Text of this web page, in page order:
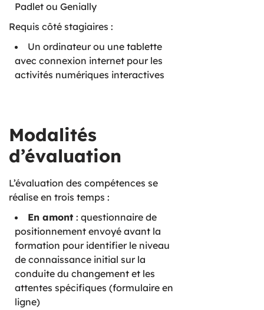
Padlet ou Genially
Requis côté stagiaires :
Un ordinateur ou une tablette
avec connexion internet pour les
activités numériques interactives
Modalités
d’évaluation
L’évaluation des compétences se
réalise en trois temps :
En amont : questionnaire de
positionnement envoyé avant la
formation pour identifier le niveau
de connaissance initial sur la
conduite du changement et les
attentes spécifiques (formulaire en
ligne)